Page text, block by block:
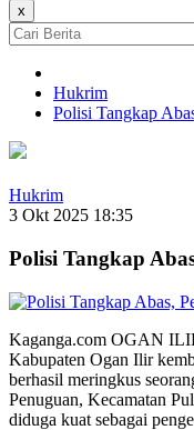
x
Hukrim
Polisi Tangkap
Hukrim
3 Okt 2025 18:35
Polisi Tangkap
Kaganga.com OGAN
Kabupaten Ogan Ilir
berhasil meringkus
Penuguan, Kecamatan
diduga kuat sebagai